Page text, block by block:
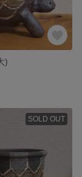
)
SOLD OUT